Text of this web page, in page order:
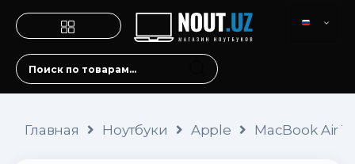
Главная Ноутбуки Apple MacBook Air